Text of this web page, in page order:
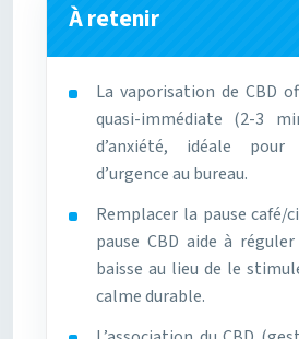
À retenir
La vaporisation de CBD
quasi-immédiate (2-3
d’anxiété, idéale
d’urgence au bureau.
Remplacer la pause café/
pause CBD aide à
baisse au lieu de le
calme durable.